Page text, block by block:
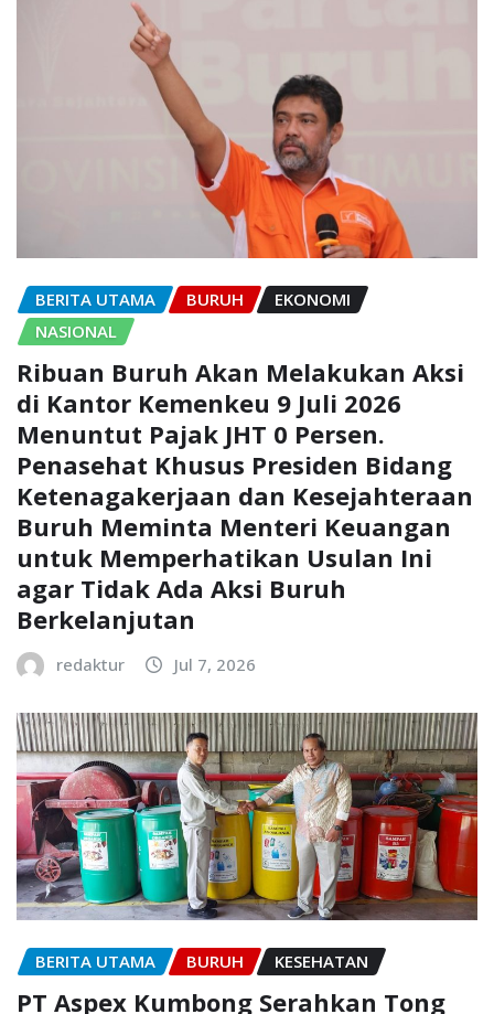
BERITA UTAMA BURUH
EKONOMI
NASIONAL
Ribuan Buruh Akan Melakukan Aksi
di Kantor Kemenkeu 9 Juli 2026
Menuntut Pajak JHT 0 Persen.
Penasehat Khusus Presiden Bidang
Ketenagakerjaan dan Kesejahteraan
Buruh Meminta Menteri Keuangan
untuk Memperhatikan Usulan Ini
agar Tidak Ada Aksi Buruh
Berkelanjutan
redaktur Jul 7, 2026
BERITA UTAMA BURUH KESEHATAN
PT Aspex Kumbong Serahkan Tong